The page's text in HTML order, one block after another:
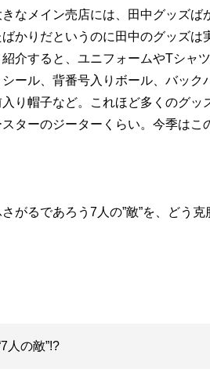
なメイン売店には、田中グッズば
かりだというのに田中のグッズは
介すると、ユニフォームやTシャ
ール、背番号入りボール、バック
り帽子など。これほど多くのグッ
ターのジーターくらい。今季はこ
るであろう7人の”敵”を、どう克
人の敵”!?